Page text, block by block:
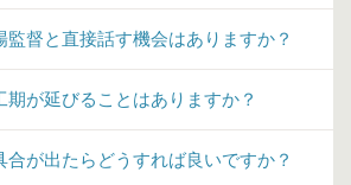
監督と直接話す機会はありますか？
が延びることはありますか？
合が出たらどうすれば良いですか？